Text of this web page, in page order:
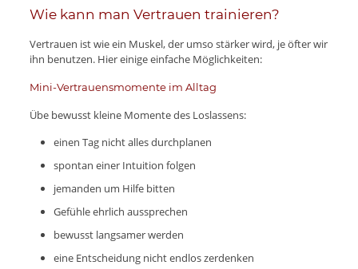
Wie kann man Vertrauen trainieren?
Vertrauen ist wie ein Muskel, der umso stärker wird, je öfter wir
ihn benutzen. Hier einige einfache Möglichkeiten:
Mini-Vertrauensmomente im Alltag
Übe bewusst kleine Momente des Loslassens:
einen Tag nicht alles durchplanen
spontan einer Intuition folgen
jemanden um Hilfe bitten
Gefühle ehrlich aussprechen
bewusst langsamer werden
eine Entscheidung nicht endlos zerdenken